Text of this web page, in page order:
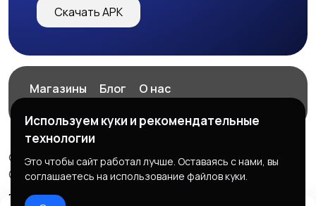
Скачать APK
Магазины Блог
О нас
© 2026 ExZz.ru - Маркетплейс Экспресс Заказ
ООО "ЭКЗЗ", ОГРН: 888333777444
Правила сервиса
Используем куки и рекомендательные
технологии
Это чтобы сайт работал лучше. Оставаясь с нами, вы
соглашаетесь на использование файлов куки.